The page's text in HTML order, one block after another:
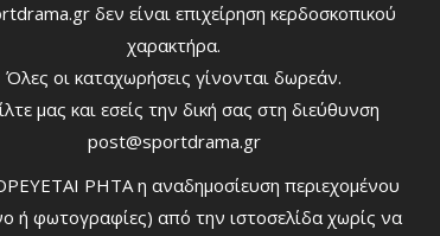
δεν είναι επιχείρηση κερδοσκοπικού
χαρακτήρα.
Όλες οι καταχωρήσεις γίνονται δωρεάν.
μας και εσείς την δική σας στη διεύθυνση
post@sportdrama.gr
ΡΗΤΑ η αναδημοσίευση περιεχομένου
ή φωτογραφίες) από την ιστοσελίδα χωρίς να